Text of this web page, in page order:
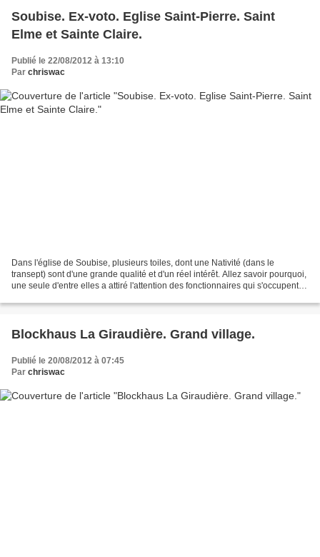
Soubise. Ex-voto. Eglise Saint-Pierre. Saint
Elme et Sainte Claire.
Publié le 22/08/2012 à 13:10
Par chriswac
Dans l'église de Soubise, plusieurs toiles, dont une Nativité (dans le
transept) sont d'une grande qualité et d'un réel intérêt. Allez savoir pourquoi,
une seule d'entre elles a attiré l'attention des fonctionnaires qui s'occupent
Blockhaus La Giraudière. Grand village.
Publié le 20/08/2012 à 07:45
Par chriswac